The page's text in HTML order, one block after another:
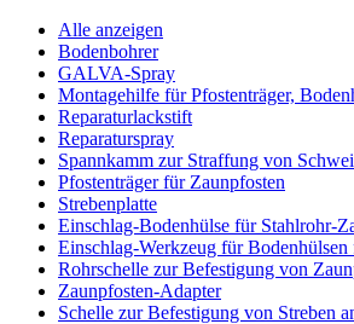
Alle anzeigen
Bodenbohrer
GALVA-Spray
Montagehilfe für Pfostenträger,
Reparaturlackstift
Reparaturspray
Spannkamm zur Straffung von
Pfostenträger für Zaunpfosten
Strebenplatte
Einschlag-Bodenhülse für Stahlrohr-
Einschlag-Werkzeug für
Rohrschelle zur Befestigung von
Zaunpfosten-Adapter
Schelle zur Befestigung von Streben